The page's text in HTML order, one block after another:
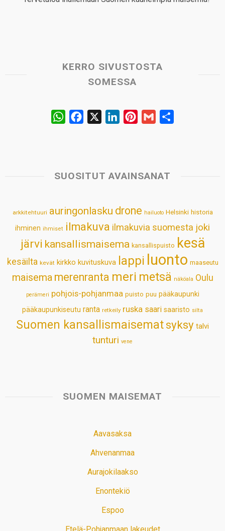
KERRO SIVUSTOSTA
SOMESSA
W
s
p
b
k
e
n
e
s
t
l
SUOSITUT AVAINSANAT
arkkitehtuuri auringonlasku drone hailuoto Helsinki historia
ihminen ihmiset ilmakuva ilmakuvia suomesta joki
järvi kansallismaisema kansallispuisto kesä
kesäilta kevät kirkko kuvituskuva lappi luonto maaseutu
maisema merenranta meri metsä näköala Oulu
perämeri pohjois-pohjanmaa puisto puu pääkaupunki
pääkaupunkiseutu ranta retkeily ruska saari saaristo silta
Suomen kansallismaisematsyksy talvi
tunturi vene
SUOMEN MAISEMAT
Aavasaksa
Ahvenanmaa
Aurajokilaakso
Enontekiö
Espoo
Etelä-Pohjanmaan lakeudet